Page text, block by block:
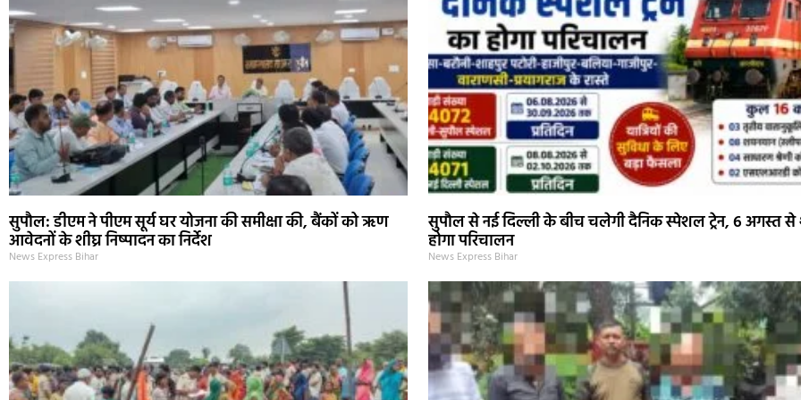
सुपौल: डीएम ने पीएम सूर्य घर योजना की समीक्षा की, बैंकों को ऋण
आवेदनों के शीघ्र निष्पादन का निर्देश
News Express Bihar
सुपौल से नई दिल्ली के बीच चलेगी दैनिक स्पेशल ट्रेन, 6 अगस्त
होगा परिचालन
News Express Bihar